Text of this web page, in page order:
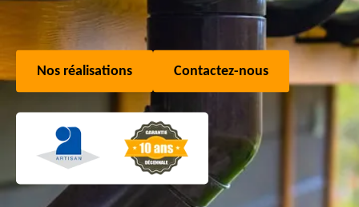
Nos réalisations Contactez-nous